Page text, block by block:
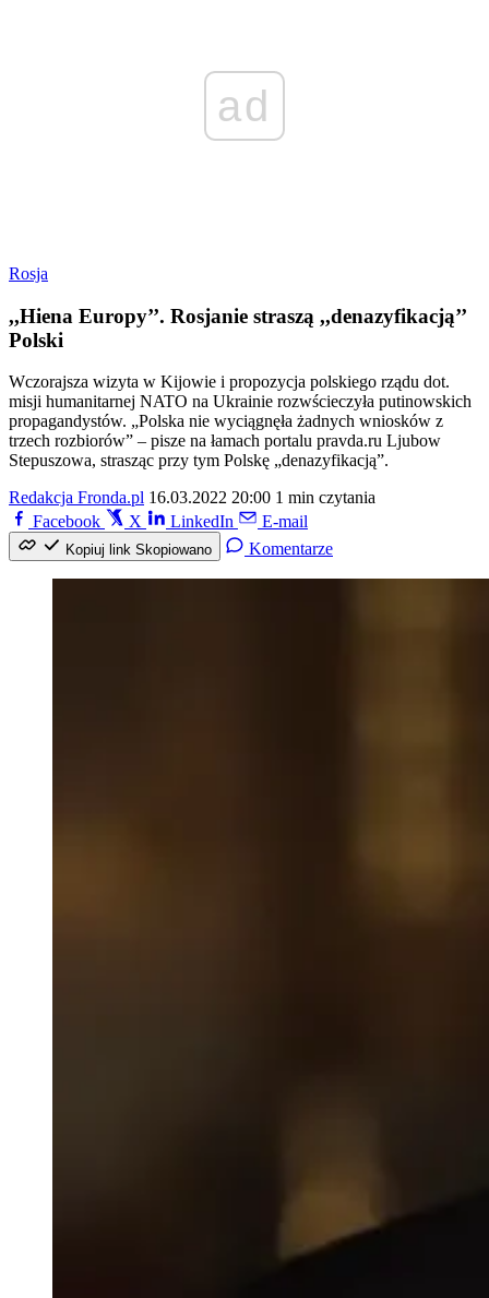
ad
Rosja
,,Hiena Europy’’. Rosjanie straszą ,,denazyfikacją’’
Polski
Wczorajsza wizyta w Kijowie i propozycja polskiego rządu dot.
misji humanitarnej NATO na Ukrainie rozwścieczyła putinowskich
propagandystów. „Polska nie wyciągnęła żadnych wniosków z
trzech rozbiorów” – pisze na łamach portalu pravda.ru Ljubow
Stepuszowa, strasząc przy tym Polskę „denazyfikacją”.
Redakcja Fronda.pl 16.03.2022 20:00 1 min czytania
Facebook
X LinkedIn E-mail
Kopiuj link Skopiowano Komentarze